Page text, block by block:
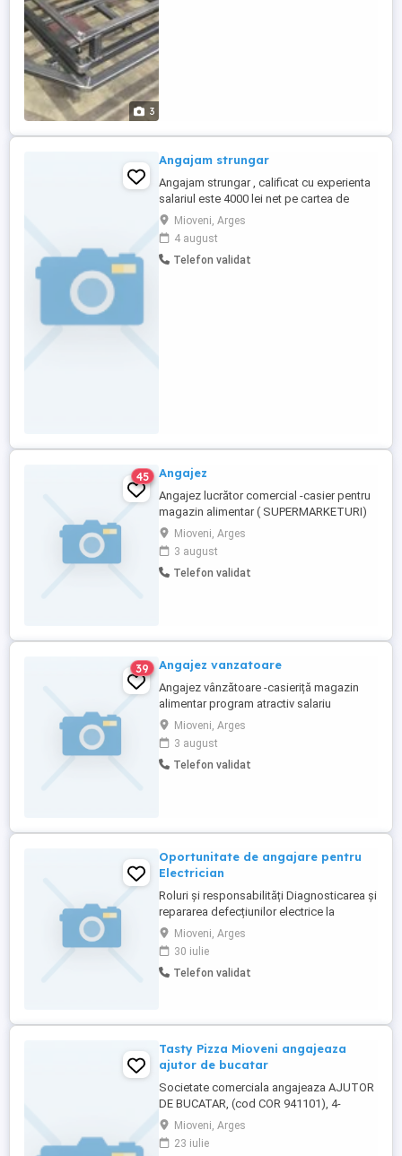
3
Angajam strungar
Angajam strungar , calificat cu experienta
salariul este 4000 lei net pe cartea de
munca. Program de lucru de la 7 la 15.00
numai schimbul 1. nu se lucreaza alt
schimb. Atelierul in Colibasi langa uzina
DACIA.
Mioveni, Arges
4 august
Telefon validat
45 Angajez
Angajez lucrător comercial -casier pentru
magazin alimentar ( SUPERMARKETURI)
Mioveni . Salariu atractiv -program flexibil
Relați la telefon:
Mioveni, Arges
3 august
Telefon validat
39 Angajez vanzatoare
Angajez vânzătoare -casieriță magazin
alimentar program atractiv salariu
motivant rog seriozitate
Mioveni, Arges
3 august
Telefon validat
Oportunitate de angajare pentru
Electrician
Roluri și responsabilități Diagnosticarea și
repararea defecțiunilor electrice la
echipamentele de producție și la
instalațiile industriale. Efectuează activități
de mentenanță preventivă, corectivă și
predictivă asupra sistemelor și
Mioveni, Arges
30 iulie
Telefon validat
Tasty Pizza Mioveni angajeaza
ajutor de bucatar
Societate comerciala angajeaza AJUTOR
DE BUCATAR, (cod COR 941101), 4-
posturi. Persoanele interesate pot trmite
CV prin e-mail sau il pot depune la sediul
societatii din Jud. Arges, Sat Geamana,
Mioveni, Arges
23 iulie